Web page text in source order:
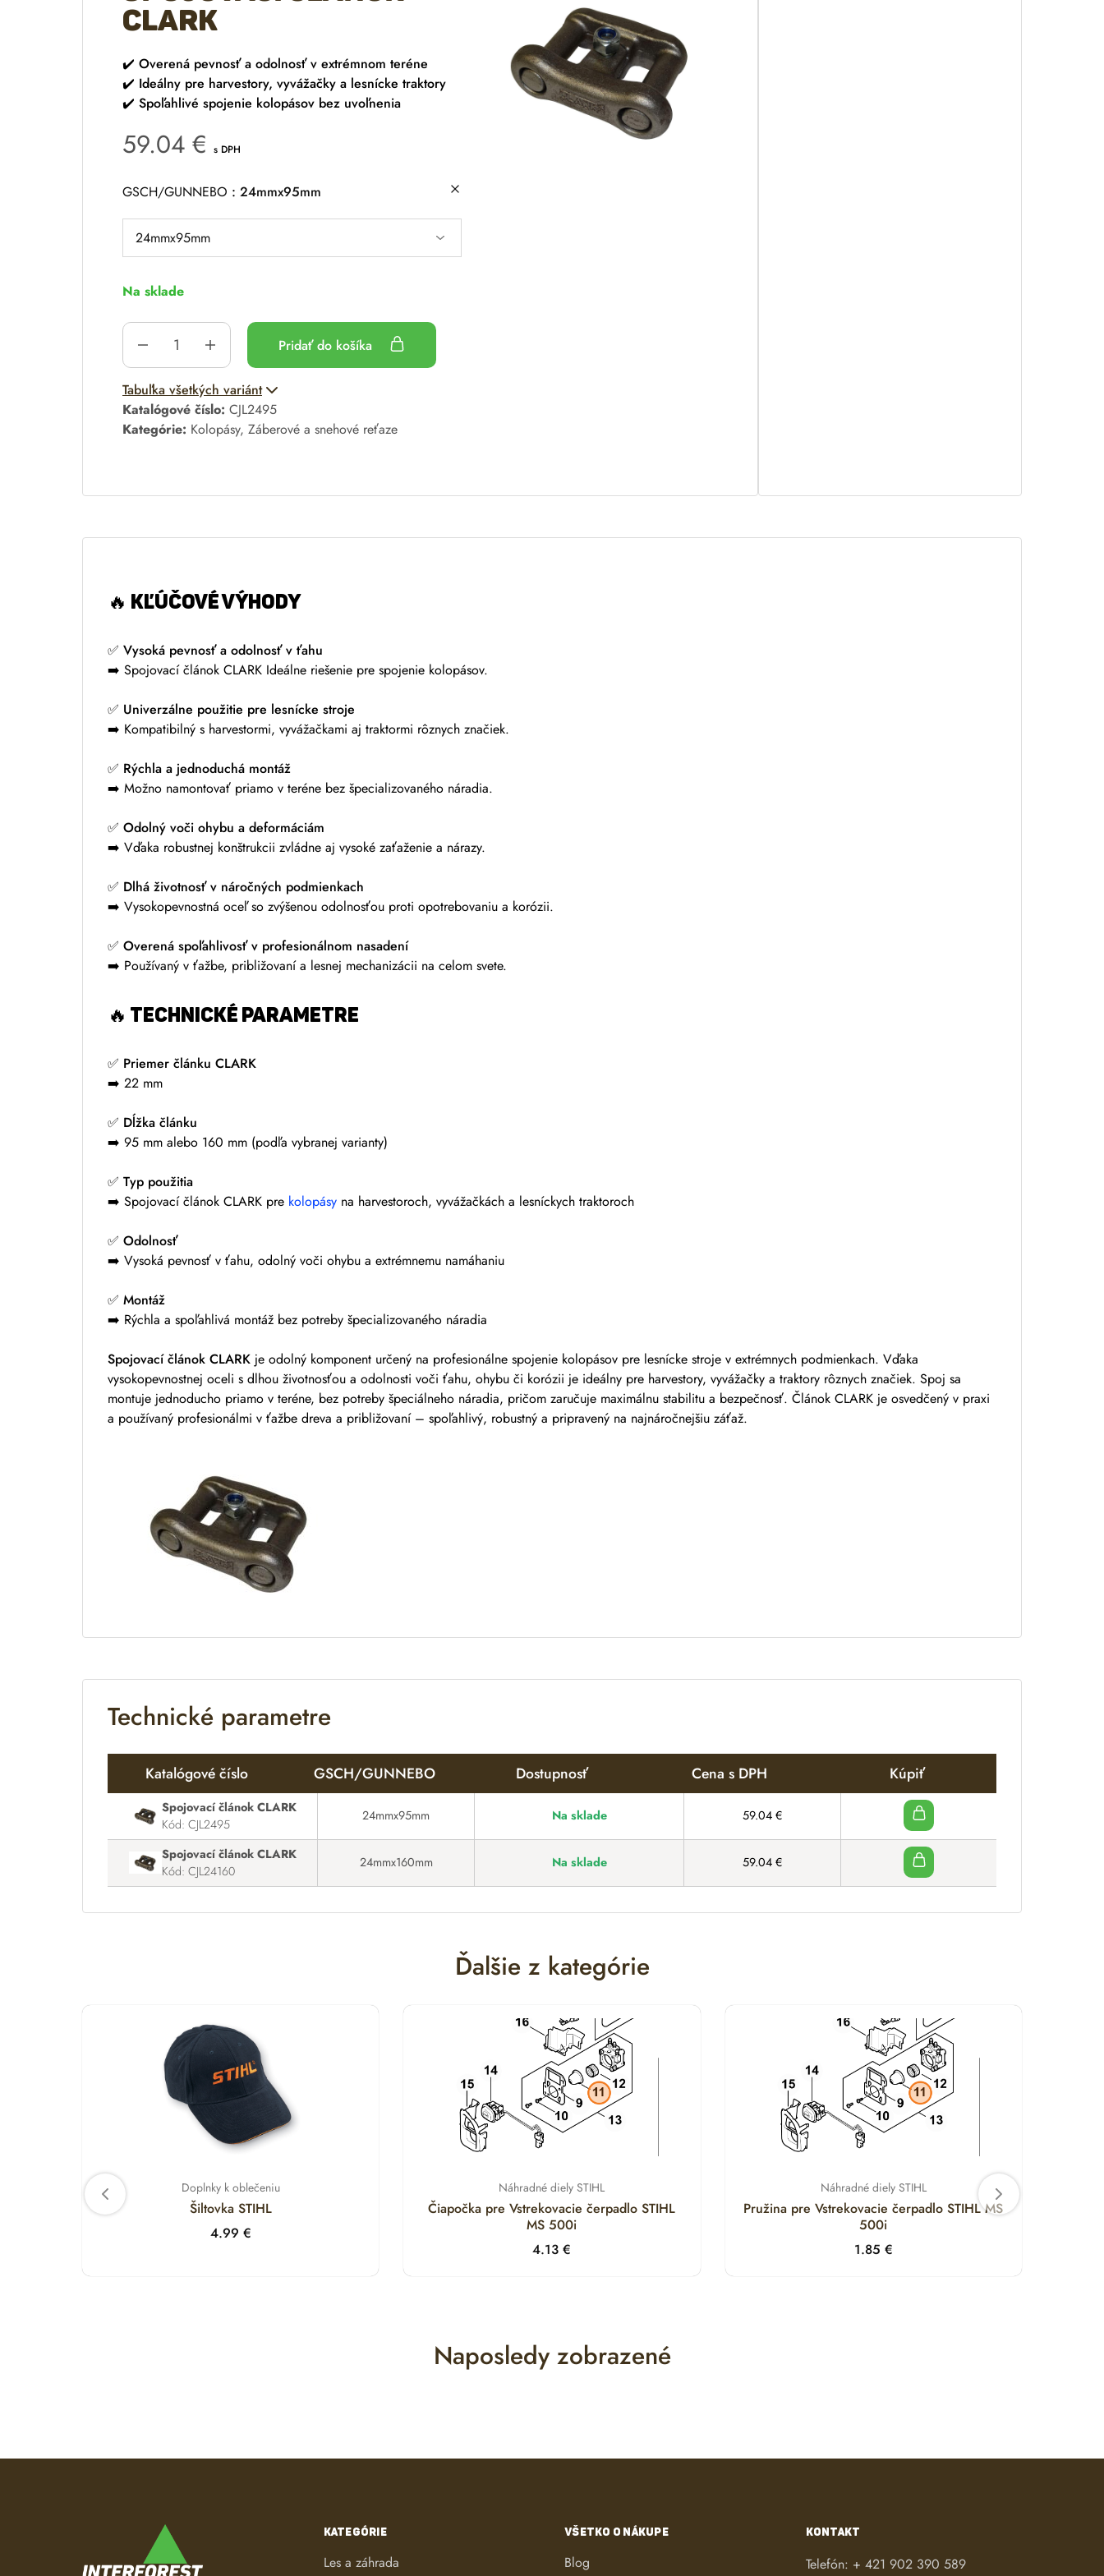
CLARK
✔️ Overená pevnosť a odolnosť v extrémnom teréne
✔️ Ideálny pre harvestory, vyvážačky a lesnícke traktory
✔️ Spoľahlivé spojenie kolopásov bez uvoľnenia
59.04 € s DPH
GSCH/GUNNEBO 24mmx95mm
Na sklade
Pridať do košíka
A
l
t
:
Tabuľka všetkých variánt
Katalógové číslo: CJL2495
Kategórie: Kolopásy, Záberové a snehové reťaze
🔥 KĽÚČOVÉ VÝHODY
✅ Vysoká pevnosť a odolnosť v ťahu
➡️ Spojovací článok CLARK Ideálne riešenie pre spojenie kolopásov.
✅ Univerzálne použitie pre lesnícke stroje
➡️ Kompatibilný s harvestormi, vyvážačkami aj traktormi rôznych značiek.
✅ Rýchla a jednoduchá montáž
➡️ Možno namontovať priamo v teréne bez špecializovaného náradia.
✅ Odolný voči ohybu a deformáciám
➡️ Vďaka robustnej konštrukcii zvládne aj vysoké zaťaženie a nárazy.
✅ Dlhá životnosť v náročných podmienkach
➡️ Vysokopevnostná oceľ so zvýšenou odolnosťou proti opotrebovaniu a korózii.
✅ Overená spoľahlivosť v profesionálnom nasadení
➡️ Používaný v ťažbe, približovaní a lesnej mechanizácii na celom svete.
🔥 TECHNICKÉ PARAMETRE
✅ Priemer článku CLARK
➡️ 22 mm
✅ Dĺžka článku
➡️ 95 mm alebo 160 mm (podľa vybranej varianty)
✅ Typ použitia
➡️ Spojovací článok CLARK pre kolopásy na harvestoroch, vyvážačkách a lesníckych traktoroch
✅ Odolnosť
➡️ Vysoká pevnosť v ťahu, odolný voči ohybu a extrémnemu namáhaniu
✅ Montáž
➡️ Rýchla a spoľahlivá montáž bez potreby špecializovaného náradia
Spojovací článok CLARK je odolný komponent určený na profesionálne spojenie kolopásov pre lesnícke stroje v extrémnych podmienkach. Vďaka
vysokopevnostnej oceli s dlhou životnosťou a odolnosti voči ťahu, ohybu či korózii je ideálny pre harvestory, vyvážačky a traktory rôznych značiek. Spoj sa
montuje jednoducho priamo v teréne, bez potreby špeciálneho náradia, pričom zaručuje maximálnu stabilitu a bezpečnosť. Článok CLARK je osvedčený v praxi
a používaný profesionálmi v ťažbe dreva a približovaní – spoľahlivý, robustný a pripravený na najnáročnejšiu záťaž.
Technické parametre
Katalógové číslo GSCH/GUNNEBO Dostupnosť Cena s DPH Kúpiť
Spojovací článok CLARK
Kód: CJL2495
24mmx95mm Na sklade 59.04 €
Spojovací článok CLARK
Kód: CJL24160
24mmx160mm Na sklade 59.04 €
Ďalšie z kategórie
Doplnky k oblečeniu
Šiltovka STIHL
4.99 €
Náhradné diely STIHL
Čiapočka pre Vstrekovacie čerpadlo STIHL
MS 500i
4.13€
Náhradné diely STIHL
Pružina pre Vstrekovacie čerpadlo STIHL MS
500i
1.85 €
Naposledy zobrazené
KATEGÓRIE
Les a záhrada
VŠETKO O NÁKUPE
Blog
KONTAKT
Telefón: + 421 902 390 589